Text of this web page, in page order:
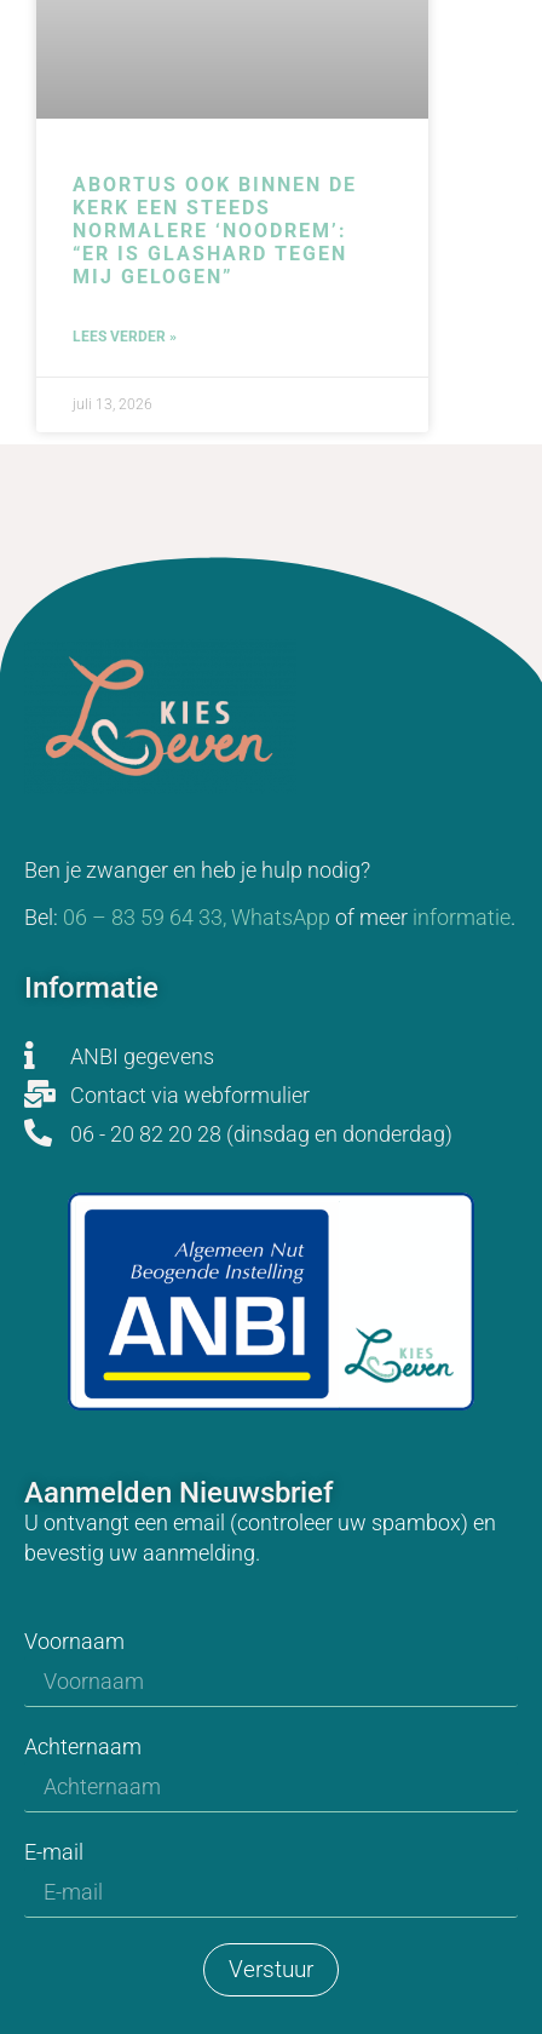
ABORTUS OOK BINNEN DE
KERK EEN STEEDS
NORMALERE ‘NOODREM’:
“ER IS GLASHARD TEGEN
MIJ GELOGEN”
LEES VERDER »
juli 13, 2026
Ben je zwanger en heb je hulp nodig?
Bel: 06 – 83 59 64 33,WhatsApp of meer informatie.
Informatie
ANBI gegevens
Contact via webformulier
06 - 20 82 20 28 (dinsdag en donderdag)
Aanmelden Nieuwsbrief
U ontvangt een email (controleer uw spambox) en
bevestig uw aanmelding.
Voornaam
Achternaam
E-mail
Verstuur